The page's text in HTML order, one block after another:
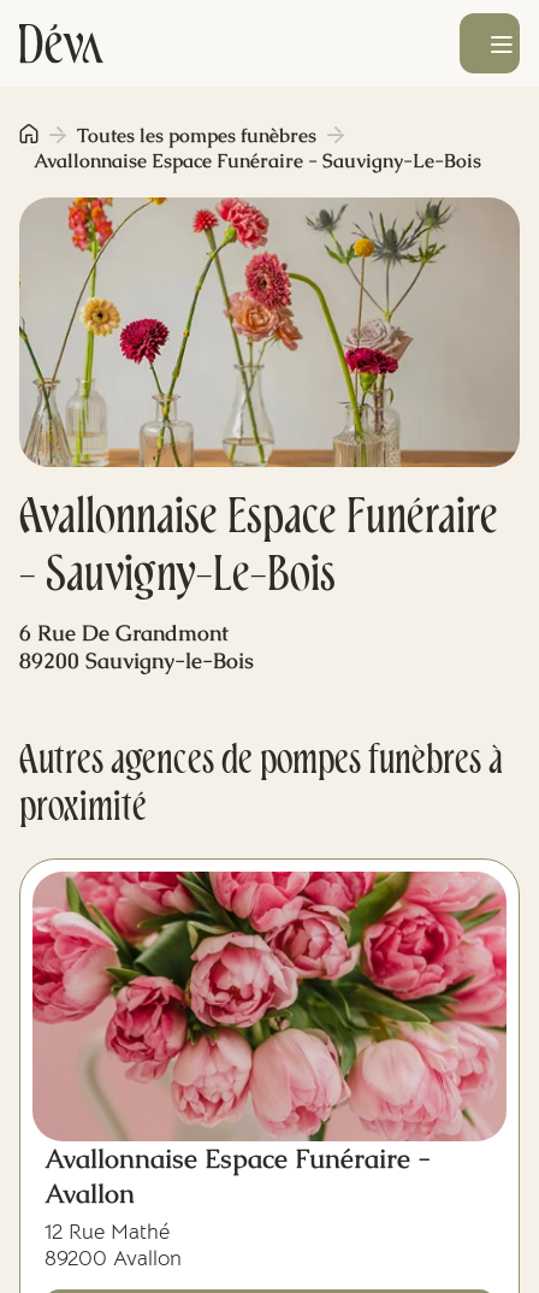
Obsèques
Prévoyance
Monument funéraire
Livraison de fleurs
Blog
Mes dernières volontés
Ouvrir le
Avallonnaise Espace Funéraire
- Sauvigny-Le-Bois
Toutes les pompes funèbres
Avallonnaise Espace Funéraire - Sauvigny-Le-Bois
6 Rue De Grandmont
89200 Sauvigny-le-Bois
Autres agences de pompes funèbres à
proximité
Avallonnaise Espace Funéraire -
Avallon
12 Rue Mathé
89200 Avallon